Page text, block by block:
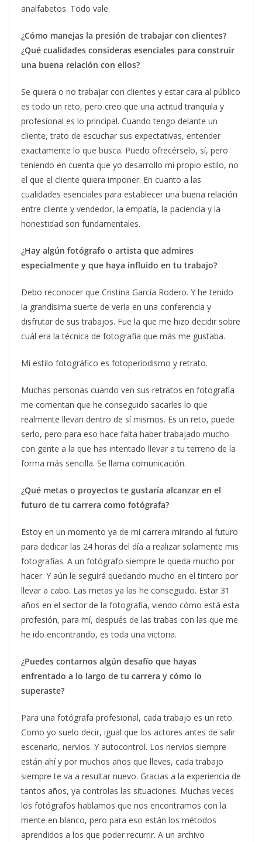
analfabetos. Todo vale.
¿Cómo manejas la presión de trabajar con clientes?
¿Qué cualidades consideras esenciales para construir
una buena relación con ellos?
Se quiera o no trabajar con clientes y estar cara al público
es todo un reto, pero creo que una actitud tranquila y
profesional es lo principal. Cuando tengo delante un
cliente, trato de escuchar sus expectativas, entender
exactamente lo que busca. Puedo ofrecérselo, sí, pero
teniendo en cuenta que yo desarrollo mi propio estilo, no
el que el cliente quiera imponer. En cuanto a las
cualidades esenciales para establecer una buena relación
entre cliente y vendedor, la empatía, la paciencia y la
honestidad son fundamentales.
¿Hay algún fotógrafo o artista que admires
especialmente y que haya influido en tu trabajo?
Debo reconocer que Cristina García Rodero. Y he tenido
la grandísima suerte de verla en una conferencia y
disfrutar de sus trabajos. Fue la que me hizo decidir sobre
cuál era la técnica de fotografía que más me gustaba.
Mi estilo fotográfico es fotoperiodismo y retrato.
Muchas personas cuando ven sus retratos en fotografía
me comentan que he conseguido sacarles lo que
realmente llevan dentro de sí mismos. Es un reto, puede
serlo, pero para eso hace falta haber trabajado mucho
con gente a la que has intentado llevar a tu terreno de la
forma más sencilla. Se llama comunicación.
¿Qué metas o proyectos te gustaría alcanzar en el
futuro de tu carrera como fotógrafa?
Estoy en un momento ya de mi carrera mirando al futuro
para dedicar las 24 horas del día a realizar solamente mis
fotografías. A un fotógrafo siempre le queda mucho por
hacer. Y aún le seguirá quedando mucho en el tintero por
llevar a cabo. Las metas ya las he conseguido. Estar 31
años en el sector de la fotografía, viendo cómo está esta
profesión, para mí, después de las trabas con las que me
he ido encontrando, es toda una victoria.
¿Puedes contarnos algún desafío que hayas
enfrentado a lo largo de tu carrera y cómo lo
superaste?
Para una fotógrafa profesional, cada trabajo es un reto.
Como yo suelo decir, igual que los actores antes de salir
escenario, nervios. Y autocontrol. Los nervios siempre
están ahí y por muchos años que lleves, cada trabajo
siempre te va a resultar nuevo. Gracias a la experiencia de
tantos años, ya controlas las situaciones. Muchas veces
los fotógrafos hablamos que nos encontramos con la
mente en blanco, pero para eso están los métodos
aprendidos a los que poder recurrir. A un archivo